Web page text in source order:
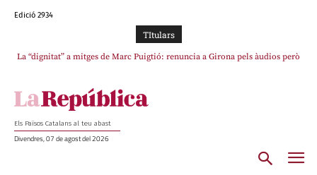
Edició 2934
TItulars
Junts exigeix que Catalunya quedi “fora” del repartiment dels menors
Els Països Catalans al teu abast
Divendres, 07 de agost del 2026